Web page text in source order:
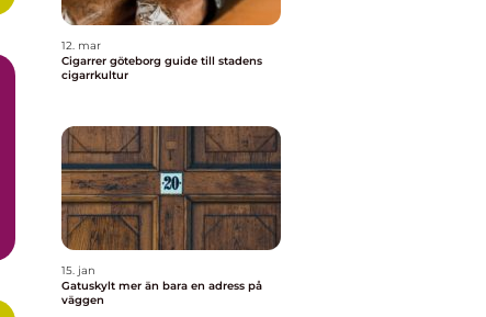
12. mar
Cigarrer göteborg guide till stadens
cigarrkultur
15. jan
Gatuskylt mer än bara en adress på
väggen